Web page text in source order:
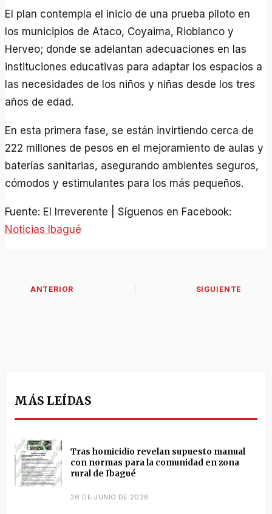
El plan contempla el inicio de una prueba piloto en
los municipios de Ataco, Coyaima, Rioblanco y
Herveo; donde se adelantan adecuaciones en las
instituciones educativas para adaptar los espacios a
las necesidades de los niños y niñas desde los tres
años de edad.
En esta primera fase, se están invirtiendo cerca de
222 millones de pesos en el mejoramiento de aulas y
baterías sanitarias, asegurando ambientes seguros,
cómodos y estimulantes para los más pequeños.
Fuente: El Irreverente | Síguenos en Facebook:
Noticias Ibagué
MÁS LEÍDAS
Tras homicidio revelan supuesto manual
con normas para la comunidad en zona
rural de Ibagué
26 DE JUNIO DE 2026